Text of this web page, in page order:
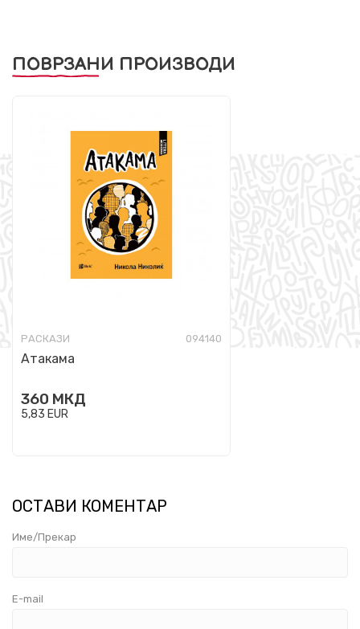
ПОВРЗАНИ ПРОИЗВОДИ
РАСКАЗИ 094140
Атакама
360 МКД
5,83 EUR
ОСТАВИ КОМЕНТАР
Име/Прекар
E-mail